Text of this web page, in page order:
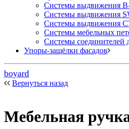
Системы выдвижения
Системы выдвижения
Системы выдвижения
Системы мебельных
Системы соединителей
Упоры-защёлки фасадов
boyard
Вернуться назад
Мебельная